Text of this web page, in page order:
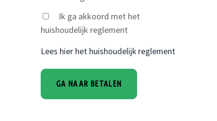
Ik ga akkoord met het
huishoudelijk reglement
Lees hier het huishoudelijk reglement